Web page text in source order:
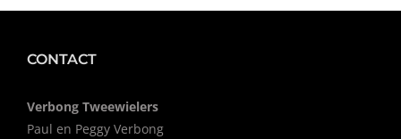
CONTACT
Verbong Tweewielers
Paul en Peggy Verbong